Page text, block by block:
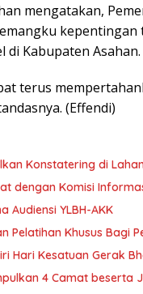
mengatakan,
di Kabupaten Asahan.
terus
(Effendi)
Konstatering di
dengan Komisi
Audiensi YLBH-AKK
Pelatihan Khusus Bagi
Hari Kesatuan Gerak
4 Camat beserta